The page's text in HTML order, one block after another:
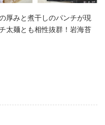
厚みと煮干しのパンチが現
太麺とも相性抜群！岩海苔